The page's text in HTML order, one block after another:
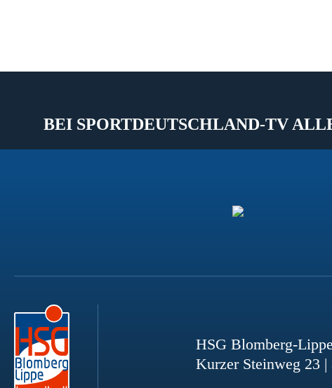
BEI SPORTDEUTSCHLAND-TV
HSG Blomberg-
Kurzer Steinweg 23